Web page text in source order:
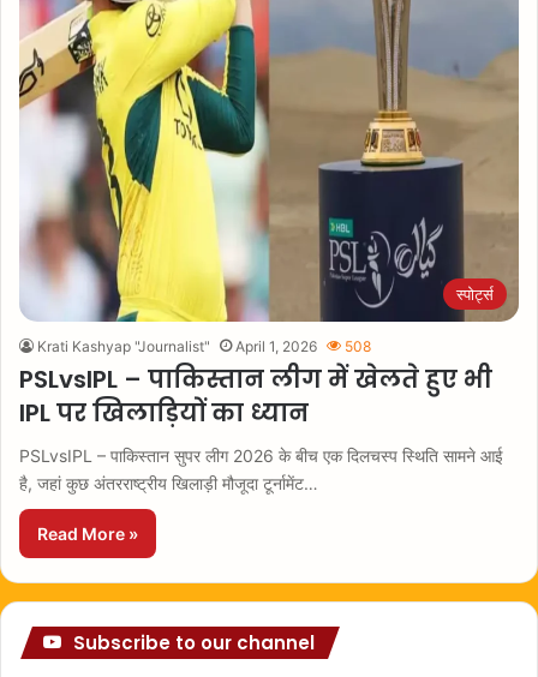
स्पोर्ट्स
Krati Kashyap "Journalist" April 1, 2026 508
PSLvsIPL – पाकिस्तान लीग में खेलते हुए भी
IPL पर खिलाड़ियों का ध्यान
PSLvsIPL – पाकिस्तान सुपर लीग 2026 के बीच एक दिलचस्प स्थिति सामने आई
है, जहां कुछ अंतरराष्ट्रीय खिलाड़ी मौजूदा टूर्नामेंट…
Read More »
Subscribe to our channel